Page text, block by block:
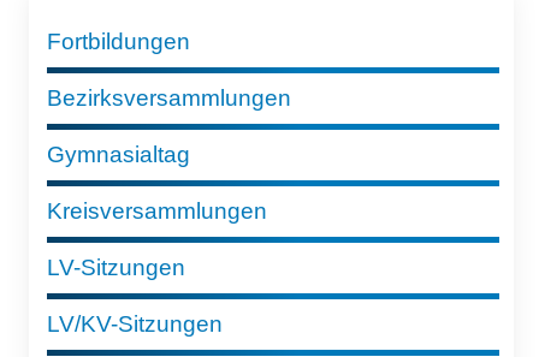
Fortbildungen
Bezirksversammlungen
Gymnasialtag
Kreisversammlungen
LV-Sitzungen
LV/KV-Sitzungen